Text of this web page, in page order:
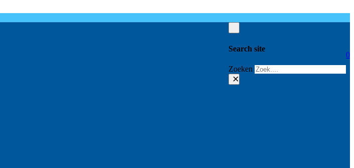
Search site
Zoeken
×
0